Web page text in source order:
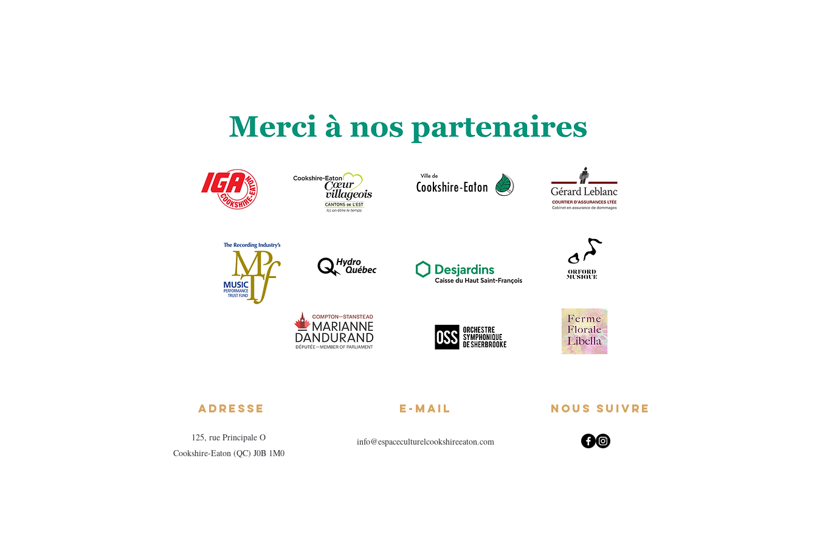
Adresse
125, rue Principale O
Cookshire-Eaton (QC) J0B 1M0
E-mail
info@espaceculturelcookshireeaton.com
Nous suivre